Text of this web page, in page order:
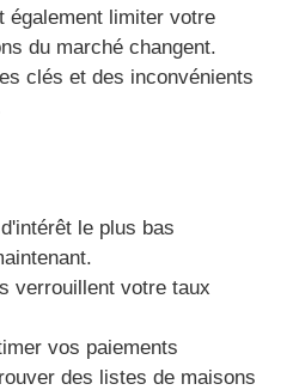
également limiter votre
du marché changent.
clés et des inconvénients
le plus bas
verrouillent votre taux
vos paiements
des listes de maisons